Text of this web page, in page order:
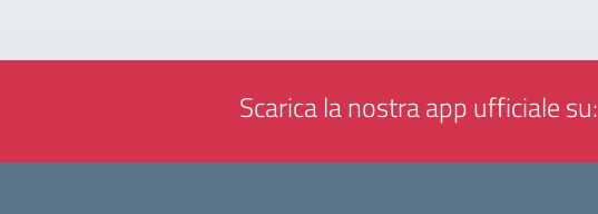
Scarica la nostra app ufficiale su: